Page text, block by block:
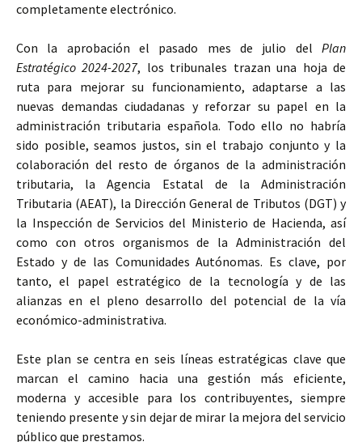
completamente electrónico.
Con la aprobación el pasado mes de julio del Plan
Estratégico 2024-2027, los tribunales trazan una hoja de
ruta para mejorar su funcionamiento, adaptarse a las
nuevas demandas ciudadanas y reforzar su papel en la
administración tributaria española. Todo ello no habría
sido posible, seamos justos, sin el trabajo conjunto y la
colaboración del resto de órganos de la administración
tributaria, la Agencia Estatal de la Administración
Tributaria (AEAT), la Dirección General de Tributos (DGT) y
la Inspección de Servicios del Ministerio de Hacienda, así
como con otros organismos de la Administración del
Estado y de las Comunidades Autónomas. Es clave, por
tanto, el papel estratégico de la tecnología y de las
alianzas en el pleno desarrollo del potencial de la vía
económico-administrativa.
Este plan se centra en seis líneas estratégicas clave que
marcan el camino hacia una gestión más eficiente,
moderna y accesible para los contribuyentes, siempre
teniendo presente y sin dejar de mirar la mejora del servicio
público que prestamos.